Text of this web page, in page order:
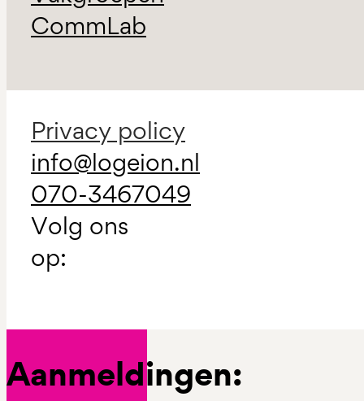
CommLab
Privacy policy
info@logeion.nl
070-3467049
Volg ons
op:
Aanmeldingen: